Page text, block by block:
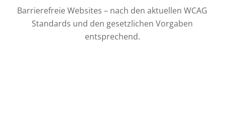
Barrierefreie Websites – nach den aktuellen WCAG
Standards und den gesetzlichen Vorgaben
entsprechend.